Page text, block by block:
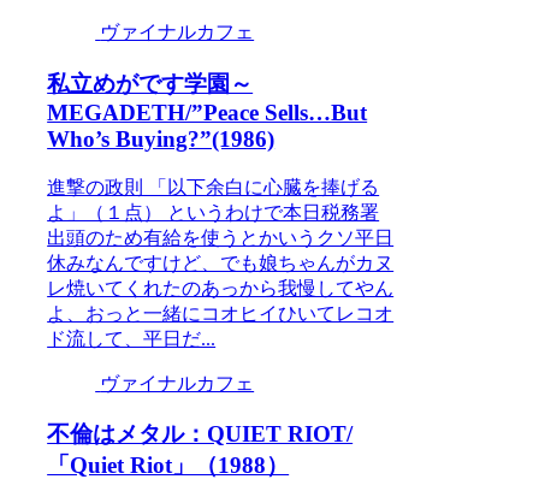
ヴァイナルカフェ
私立めがです学園～
MEGADETH/”Peace Sells…But
Who’s Buying?”(1986)
進撃の政則 「以下余白に心臓を捧げる
よ」（１点） というわけで本日税務署
出頭のため有給を使うとかいうクソ平日
休みなんですけど、でも娘ちゃんがカヌ
レ焼いてくれたのあっから我慢してやん
よ、おっと一緒にコオヒイひいてレコオ
ド流して、平日だ...
ヴァイナルカフェ
不倫はメタル：QUIET RIOT/
「Quiet Riot」（1988）